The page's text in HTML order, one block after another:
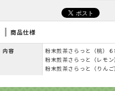
商品仕様
内容
粉末煎茶さらっと（桃）６
粉末煎茶さらっと（レモン
粉末煎茶さらっと（りんご